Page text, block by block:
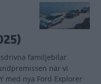
familjebilar
när vi
med nya Ford Explorer